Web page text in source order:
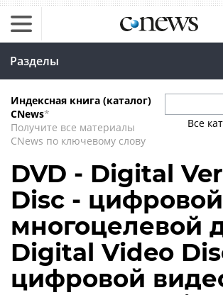
Разделы
Индексная книга (каталог)
CNews*
Получите все материалы
CNews по ключевому слову
Все
DVD - Digital
Disc - цифровой
многоцелевой
Digital Video
цифровой